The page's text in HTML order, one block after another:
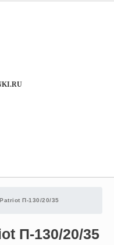
П-130/20/35
П-130/20/35